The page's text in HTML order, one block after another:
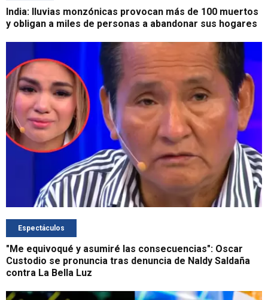
India: lluvias monzónicas provocan más de 100 muertos
y obligan a miles de personas a abandonar sus hogares
Espectáculos
"Me equivoqué y asumiré las consecuencias": Oscar
Custodio se pronuncia tras denuncia de Naldy Saldaña
contra La Bella Luz